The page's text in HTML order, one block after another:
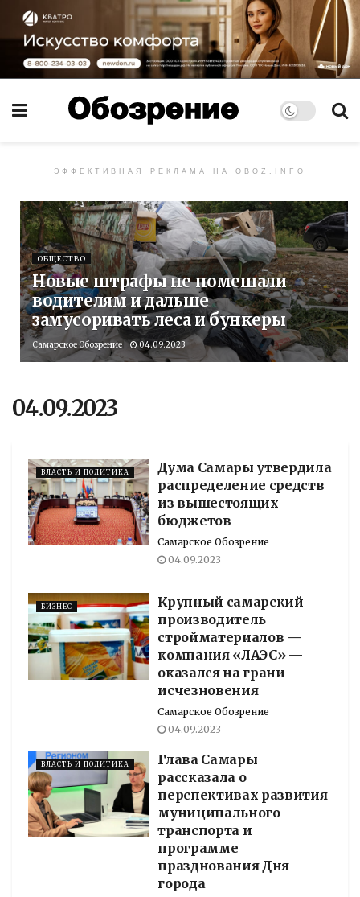
ЭФФЕКТИВНАЯ РЕКЛАМА НА OBOZ.INFO
ОБЩЕСТВО
Новые штрафы не помешали
водителям и дальше
замусоривать леса и бункеры
Самарское Обозрение 04.09.2023
04.09.2023
ВЛАСТЬ И ПОЛИТИКА
Дума Самары утвердила
распределение средств
из вышестоящих
бюджетов
Самарское Обозрение
04.09.2023
БИЗНЕС
Крупный самарский
производитель
стройматериалов —
компания «ЛАЭС» —
оказался на грани
исчезновения
Самарское Обозрение
04.09.2023
ВЛАСТЬ И ПОЛИТИКА
Глава Самары
рассказала о
перспективах развития
муниципального
транспорта и
программе
празднования Дня
города